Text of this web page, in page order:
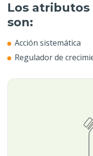
Los atributos
son:
Acción sistemática
Regulador de